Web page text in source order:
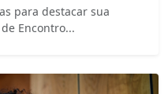
para destacar sua
Encontro...